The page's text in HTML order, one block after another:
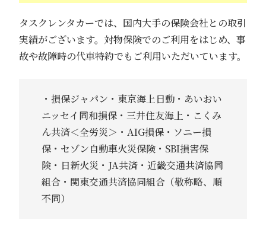
タスクレンタカーでは、国内大手の保険会社との取引
実績がございます。対物保険でのご利用をはじめ、事
故や故障時の代車特約でもご利用いただいています。
・損保ジャパン・東京海上日動・あいおい
ニッセイ同和損保・三井住友海上・こくみ
ん共済＜全労災＞・AIG損保・ソニー損
保・セゾン自動車火災保険・SBI損害保
険・日新火災・JA共済・近畿交通共済協同
組合・関東交通共済協同組合（敬称略、順
不同）